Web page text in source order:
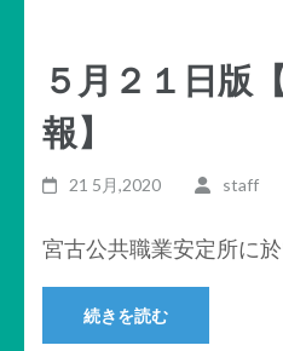
５月２１日版
報】
21 5月,2020 staff
宮古公共職業安定所に
続きを読む